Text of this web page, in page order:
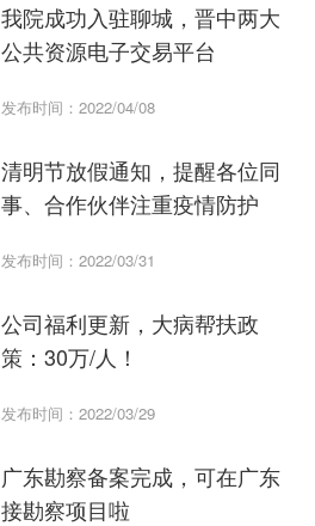
​我院成功入驻聊城，晋中两大
公共资源电子交易平台
发布时间：2022/04/08
清明节放假通知，提醒各位同
事、合作伙伴注重疫情防护
发布时间：2022/03/31
公司福利更新，大病帮扶政
策：30万/人！
发布时间：2022/03/29
广东勘察备案完成，可在广东
接勘察项目啦